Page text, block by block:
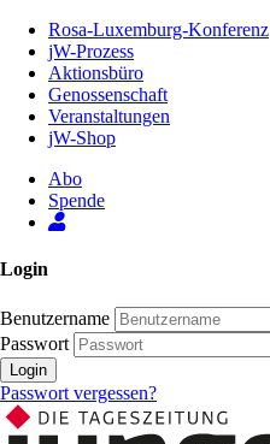
Inhalt
Seite
Rosa-Luxemburg-Konferenz
jW-Prozess
Aktionsbüro
Genossenschaft
Veranstaltungen
jW-Shop
Abo
Spende
Login
Benutzername
Passwort
Login
Passwort vergessen?